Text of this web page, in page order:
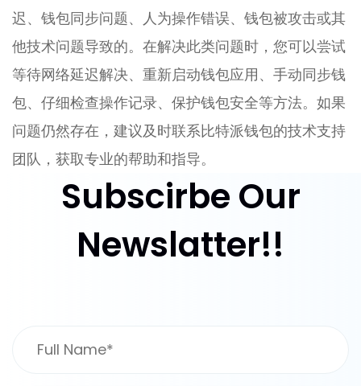
迟、钱包同步问题、人为操作错误、钱包被攻击或其
他技术问题导致的。在解决此类问题时，您可以尝试
等待网络延迟解决、重新启动钱包应用、手动同步钱
包、仔细检查操作记录、保护钱包安全等方法。如果
问题仍然存在，建议及时联系比特派钱包的技术支持
团队，获取专业的帮助和指导。
Subscirbe Our
Newslatter!!